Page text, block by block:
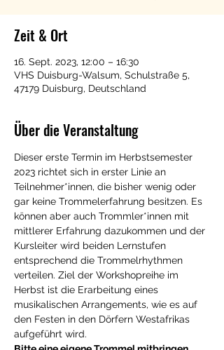
Zeit & Ort
16. Sept. 2023, 12:00 – 16:30
VHS Duisburg-Walsum, Schulstraße 5,
47179 Duisburg, Deutschland
Über die Veranstaltung
Dieser erste Termin im Herbstsemester
2023 richtet sich in erster Linie an
Teilnehmer*innen, die bisher wenig oder
gar keine Trommelerfahrung besitzen. Es
können aber auch Trommler*innen mit
mittlerer Erfahrung dazukommen und der
Kursleiter wird beiden Lernstufen
entsprechend die Trommelrhythmen
verteilen. Ziel der Workshopreihe im
Herbst ist die Erarbeitung eines
musikalischen Arrangements, wie es auf
den Festen in den Dörfern Westafrikas
aufgeführt wird.